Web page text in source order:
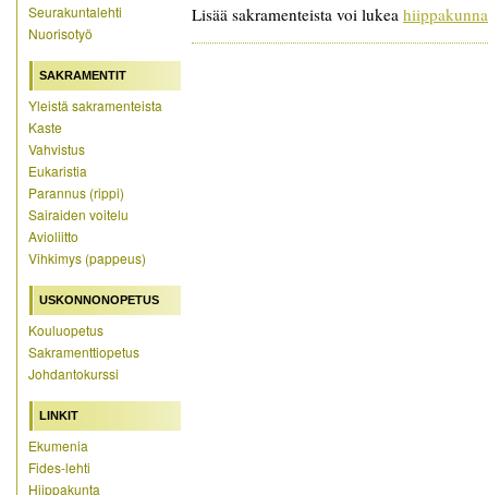
Seurakuntalehti
Nuorisotyö
SAKRAMENTIT
Yleistä sakramenteista
Kaste
Vahvistus
Eukaristia
Parannus (rippi)
Sairaiden voitelu
Avioliitto
Vihkimys (pappeus)
USKONNONOPETUS
Kouluopetus
Sakramenttiopetus
Johdantokurssi
LINKIT
Ekumenia
Fides-lehti
Hiippakunta
Lisää sakramenteista voi lukea